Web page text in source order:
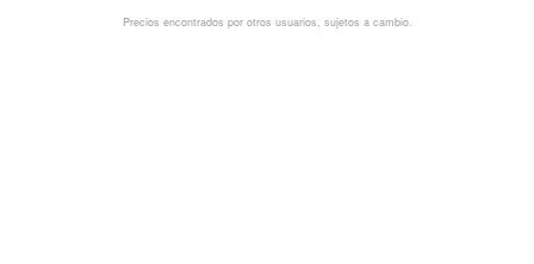
Precios encontrados por otros usuarios, sujetos a cambio.